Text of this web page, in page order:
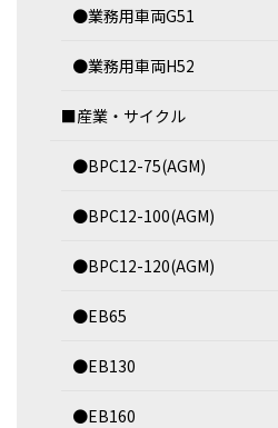
●業務用車両G51
●業務用車両H52
■産業・サイクル
●BPC12-75(AGM)
●BPC12-100(AGM)
●BPC12-120(AGM)
●EB65
●EB130
●EB160